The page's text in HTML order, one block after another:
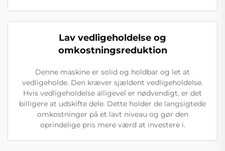
Lav vedligeholdelse og
omkostningsreduktion
Denne maskine er solid og holdbar og let at
vedligeholde. Den kræver sjældent vedligeholdelse.
Hvis vedligeholdelse alligevel er nødvendigt, er det
billigere at udskifte dele. Dette holder de langsigtede
omkostninger på et lavt niveau og gør den
oprindelige pris mere værd at investere i.